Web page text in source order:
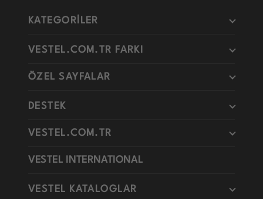
KATEGORİLER
VESTEL.COM.TR FARKI
ÖZEL SAYFALAR
DESTEK
VESTEL.COM.TR
VESTEL INTERNATIONAL
VESTEL KATALOGLAR